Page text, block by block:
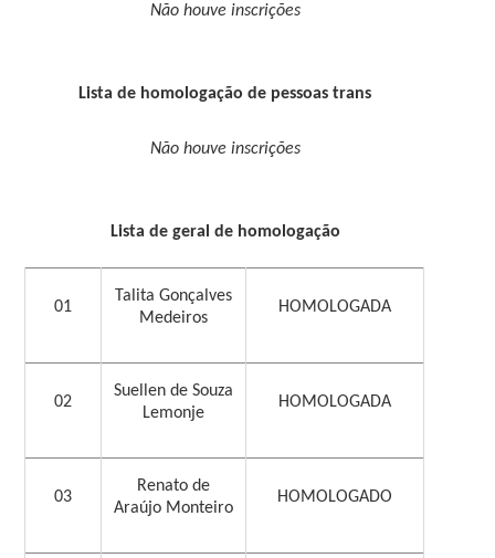
Não houve inscrições
Lista de homologação de pessoas trans
Não houve inscrições
Lista de geral de homologação
01
Talita Gonçalves
Medeiros
HOMOLOGADA
02
Suellen de Souza
Lemonje
HOMOLOGADA
03
Renato de
Araújo Monteiro
HOMOLOGADO